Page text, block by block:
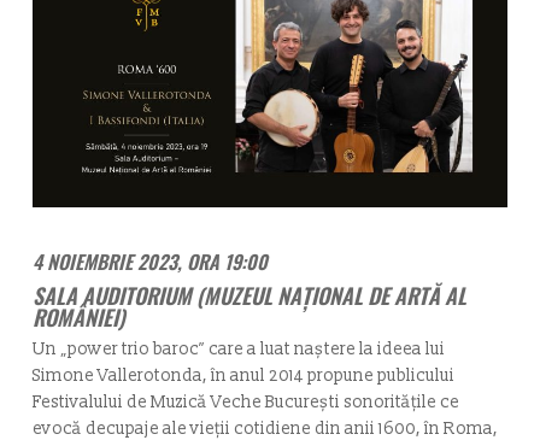
4 NOIEMBRIE 2023, ORA 19:00
SALA AUDITORIUM (MUZEUL NAȚIONAL DE ARTĂ AL
ROMÂNIEI)
Un „power trio baroc” care a luat naștere la ideea lui
Simone Vallerotonda, în anul 2014 propune publicului
Festivalului de Muzică Veche București sonoritățile ce
evocă decupaje ale vieții cotidiene din anii 1600, în Roma,